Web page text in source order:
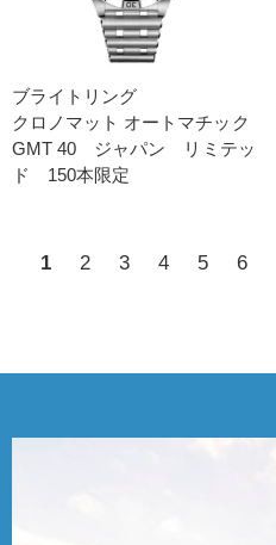
ブライトリング
クロノマット オートマチック
GMT 40 ジャパン リミテッ
ド 150本限定
1 2 3 4 5 6